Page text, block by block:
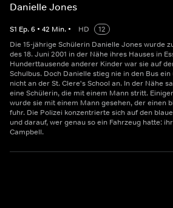
Danielle Jones
S1 Ep.6 • 42 Min. • HD
12
Die 15-jährige Schülerin Danielle Jones wurde
des 18. Juni 2001 in der Nähe ihres Hauses in
Hunderttausende anderer Kinder war sie auf
Schulbus. Doch Danielle stieg nie in den Bus
nicht an der St. Clere's School an. In der Nähe
eine Schülerin, die mit einem Mann stritt.
wurde sie mit einem Mann gesehen, der einen
fuhr. Die Polizei konzentrierte sich auf den
und darauf, wer genau so ein Fahrzeug hatte:
Campbell.